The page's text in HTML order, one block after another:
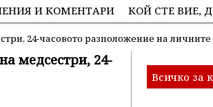
И КОМЕНТАРИ КОЙ СТЕ ВИЕ,
24-часовото разположение на
медсестри, 24-
Всичко за